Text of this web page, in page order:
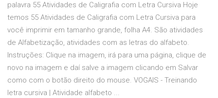
palavra 55 Atividades de Caligrafia com Letra Cursiva Hoje
temos 55 Atividades de Caligrafia com Letra Cursiva para
você imprimir em tamanho grande, folha A4. São atividades
de Alfabetização, atividades com as letras do alfabeto.
Instruções: Clique na imagem, irá para uma página, clique de
novo na imagem e daí salve a imagem clicando em Salvar
como com o botão direito do mouse. VOGAIS - Treinando
letra cursiva | Atividade alfabeto ...